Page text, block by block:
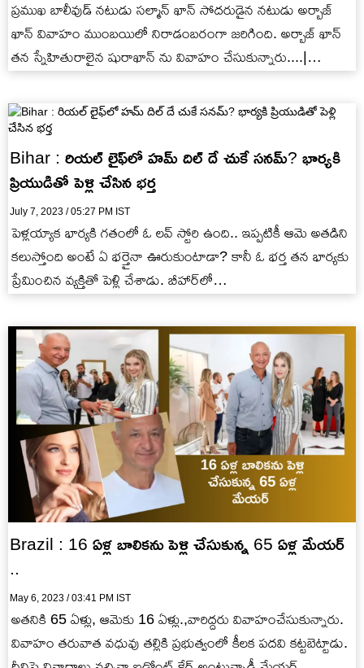
ప్రముఖ బాలీవుడ్ నటుడు సల్మాన్ ఖాన్ సోదరుడైన నటుడు అర్బాజ్
ఖాన్ వివాహం ముంబయిలో నిరాడంబరంగా జరిగింది. అర్బాజ్ ఖాన్
తన స్నేహితురాలైన షురాఖాన్ ను వివాహం చేసుకున్నారు....|
Bihar : రియల్ లైఫ్‌లో హమ్ దిల్ దే చుకే సనమ్? భార్యకి
ప్రియుడితో పెళ్లి చేసిన భర్త
July 7, 2023 / 05:27 PM IST
పెళ్లయ్యాక భార్యకి గతంలో ఓ లవ్ స్టోరి ఉంది.. ఇప్పటికీ ఆమె అతడిని
కలుస్తోంది అంటే ఏ భర్తైనా ఊరుకుంటాడా? కానీ ఓ భర్త తన భార్యకు
ప్రేమించిన వ్యక్తితో పెళ్లి చేశాడు. బీహార్‌లో…
Brazil : 16 ఏళ్ల బాలికను పెళ్లి చేసుకున్న 65 ఏళ్ల మేయర్
..
May 6, 2023 / 03:41 PM IST
అతనికి 65 ఏళ్లు, ఆమెకు 16 ఏళ్లు.,వారిద్దరు వివాహంచేసుకున్నారు.
వివాహం తరువాత వధువు తల్లికి ప్రభుత్వంలో కీలక పదవి కట్టబెట్టాడు.